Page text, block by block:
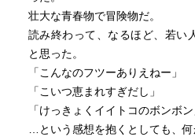
壮大な青春物で冒険物だ。
読み終わって、なるほど、若い
と思った。
「こんなのフツーありえねー」
「こいつ恵まれすぎだし」
「けっきょくイイトコのボンボン
…という感想を抱くとしても、何